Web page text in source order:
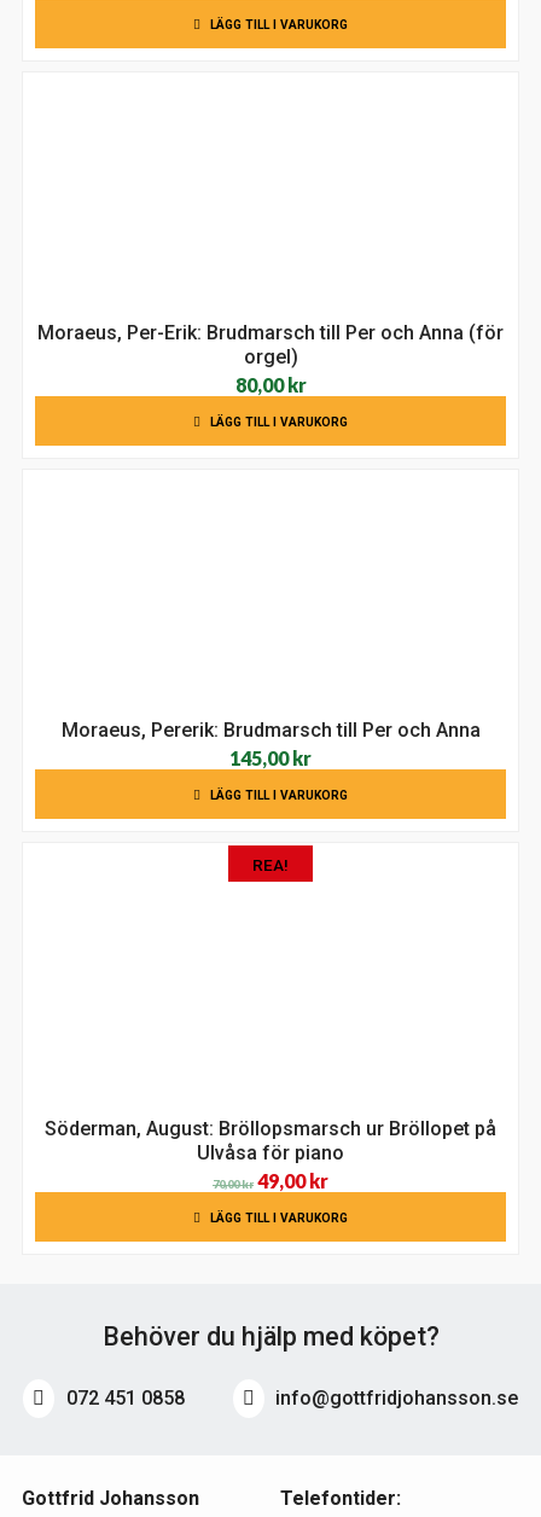
ursprungliga
priset
nuvarande
priset
LÄGG TILL I VARUKORG
Moraeus, Per-Erik: Brudmarsch till Per och Anna (för
orgel)
80,00kr
LÄGG TILL I VARUKORG
Moraeus, Pererik: Brudmarsch till Per och Anna
145,00kr
LÄGG TILL I VARUKORG
REA!
Söderman, August: Bröllopsmarsch ur Bröllopet på
Ulvåsa för piano
70,00kr Det
ursprungliga
priset
49,00 krDet
nuvarande
priset
LÄGG TILL I VARUKORG
Behöver du hjälp med köpet?
072 451 0858 info@gottfridjohansson.se
Gottfrid Johansson Telefontider: